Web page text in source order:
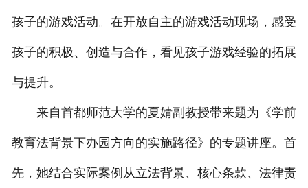
孩子的游戏活动。在开放自主的游戏活动现场，感受
孩子的积极、创造与合作，看见孩子游戏经验的拓展
与提升。
来自首都师范大学的夏婧副教授带来题为《学前
教育法背景下办园方向的实施路径》的专题讲座。首
先，她结合实际案例从立法背景、核心条款、法律责